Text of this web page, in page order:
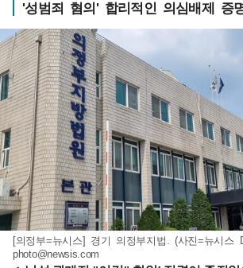
'성범죄 혐의' 합리적인 의심배제 증
[의정부=뉴시스] 경기 의정부지법. (사진=뉴시스
photo@newsis.com